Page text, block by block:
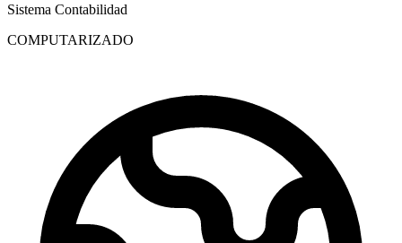
Sistema Contabilidad
COMPUTARIZADO